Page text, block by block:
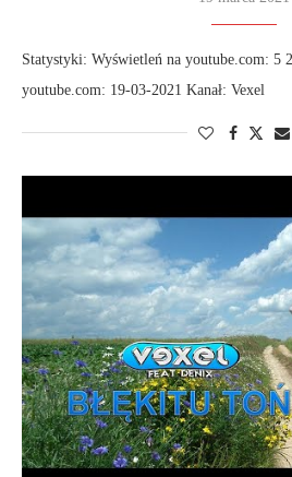
Statystyki: Wyświetleń na youtube.com: 5
youtube.com: 19-03-2021 Kanał: Vexel